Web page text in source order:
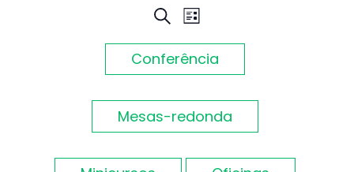
Pesquisa
e
navegação
de
PROCURARNavegação
do
visual
Evento
LISTA
Conferência
Mesas-redonda